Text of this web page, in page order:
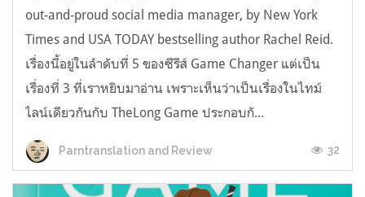
out-and-proud social media manager, by New York
Times and USA TODAY bestselling author Rachel Reid.
เรื่องนี้อยู่ในลำดับที่ 5 ของซีรีส์ Game Changer แต่เป็น
เรื่องที่ 3 ที่เราหยิบมาอ่าน เพราะเห็นว่าเป็นเรื่องในไทม์
ไลน์เดียวกันกับ TheLong Game ประกอบกั...
Parntranslation and Review 32